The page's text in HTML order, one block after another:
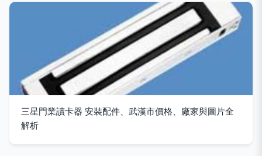
三星門業讀卡器 安裝配件、武漢市價格、廠家與圖片全
解析